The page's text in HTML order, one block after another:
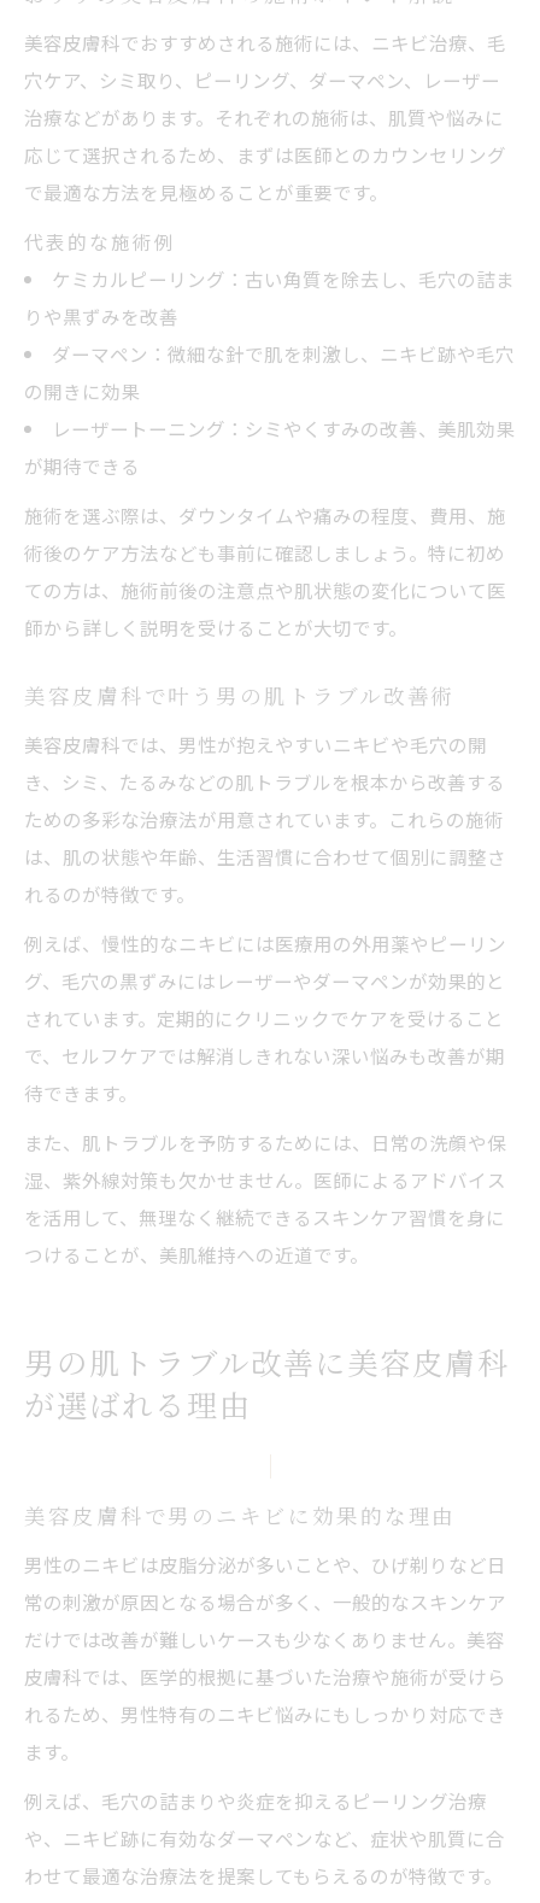
美容皮膚科でおすすめされる施術には、ニキビ治療、毛
穴ケア、シミ取り、ピーリング、ダーマペン、レーザー
治療などがあります。それぞれの施術は、肌質や悩みに
応じて選択されるため、まずは医師とのカウンセリング
で最適な方法を見極めることが重要です。
代表的な施術例
ケミカルピーリング：古い角質を除去し、毛穴の詰ま
りや黒ずみを改善
ダーマペン：微細な針で肌を刺激し、ニキビ跡や毛穴
の開きに効果
レーザートーニング：シミやくすみの改善、美肌効果
が期待できる
施術を選ぶ際は、ダウンタイムや痛みの程度、費用、施
術後のケア方法なども事前に確認しましょう。特に初め
ての方は、施術前後の注意点や肌状態の変化について医
師から詳しく説明を受けることが大切です。
美容皮膚科で叶う男の肌トラブル改善術
美容皮膚科では、男性が抱えやすいニキビや毛穴の開
き、シミ、たるみなどの肌トラブルを根本から改善する
ための多彩な治療法が用意されています。これらの施術
は、肌の状態や年齢、生活習慣に合わせて個別に調整さ
れるのが特徴です。
例えば、慢性的なニキビには医療用の外用薬やピーリン
グ、毛穴の黒ずみにはレーザーやダーマペンが効果的と
されています。定期的にクリニックでケアを受けること
で、セルフケアでは解消しきれない深い悩みも改善が期
待できます。
また、肌トラブルを予防するためには、日常の洗顔や保
湿、紫外線対策も欠かせません。医師によるアドバイス
を活用して、無理なく継続できるスキンケア習慣を身に
つけることが、美肌維持への近道です。
男の肌トラブル改善に美容皮膚科
が選ばれる理由
美容皮膚科で男のニキビに効果的な理由
男性のニキビは皮脂分泌が多いことや、ひげ剃りなど日
常の刺激が原因となる場合が多く、一般的なスキンケア
だけでは改善が難しいケースも少なくありません。美容
皮膚科では、医学的根拠に基づいた治療や施術が受けら
れるため、男性特有のニキビ悩みにもしっかり対応でき
ます。
例えば、毛穴の詰まりや炎症を抑えるピーリング治療
や、ニキビ跡に有効なダーマペンなど、症状や肌質に合
わせて最適な治療法を提案してもらえるのが特徴です。